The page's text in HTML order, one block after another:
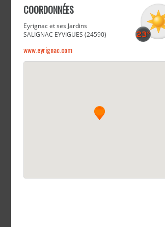
COORDONNÉES
Eyrignac et ses Jardins
SALIGNAC EYVIGUES (24590)
www.eyrignac.com